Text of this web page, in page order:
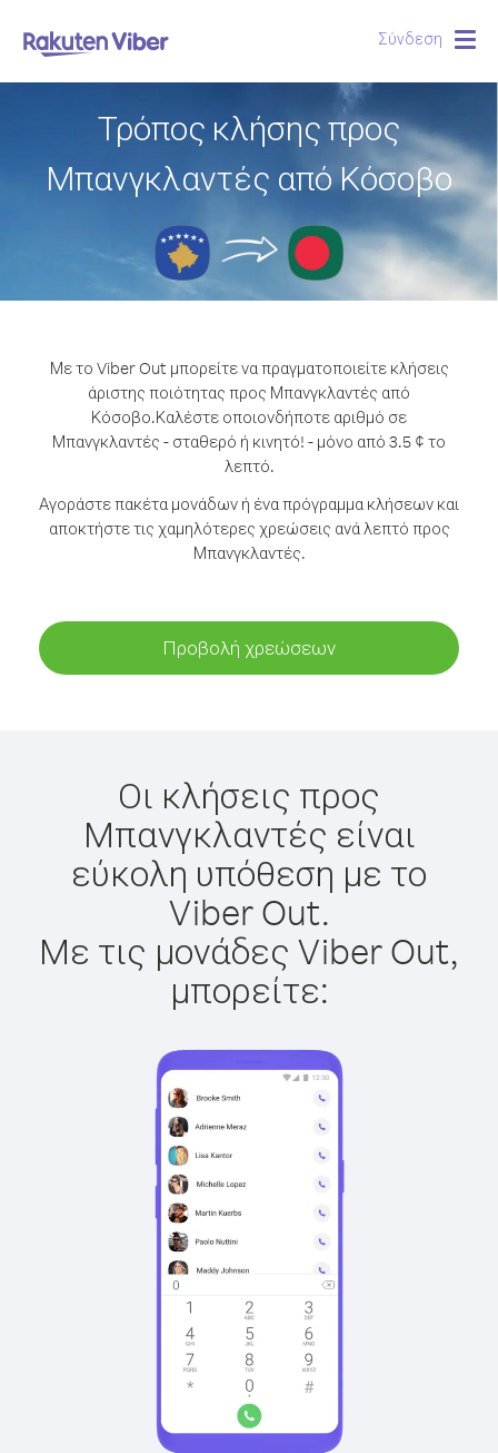
Σύνδεση
Τρόπος κλήσης προς
Μπανγκλαντές από Κόσοβο
Με το Viber Out μπορείτε να πραγματοποιείτε κλήσεις
άριστης ποιότητας προς Μπανγκλαντές από
Κόσοβο.Καλέστε οποιονδήποτε αριθμό σε
Μπανγκλαντές - σταθερό ή κινητό! - μόνο από 3.5 ¢ το
λεπτό.
Αγοράστε πακέτα μονάδων ή ένα πρόγραμμα κλήσεων και
αποκτήστε τις χαμηλότερες χρεώσεις ανά λεπτό προς
Μπανγκλαντές.
Προβολή χρεώσεων
Οι κλήσεις προς
Μπανγκλαντές είναι
εύκολη υπόθεση με το
Viber Out.
Με τις μονάδες Viber Out,
μπορείτε: